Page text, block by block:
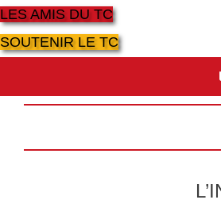
LES AMIS DU TC
SOUTENIR LE TC